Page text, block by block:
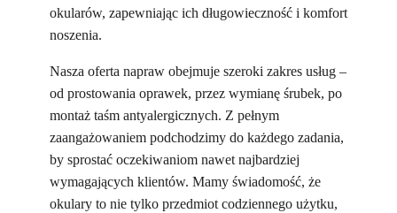
okularów, zapewniając ich długowieczność i komfort
noszenia.
Nasza oferta napraw obejmuje szeroki zakres usług –
od prostowania oprawek, przez wymianę śrubek, po
montaż taśm antyalergicznych. Z pełnym
zaangażowaniem podchodzimy do każdego zadania,
by sprostać oczekiwaniom nawet najbardziej
wymagających klientów. Mamy świadomość, że
okulary to nie tylko przedmiot codziennego użytku,